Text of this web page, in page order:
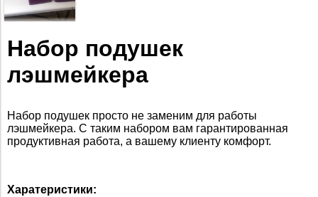
Набор подушек
лэшмейкера
Набор подушек просто не заменим для работы
лэшмейкера. С таким набором вам гарантированная
продуктивная работа, а вашему клиенту комфорт.
Харатеристики: